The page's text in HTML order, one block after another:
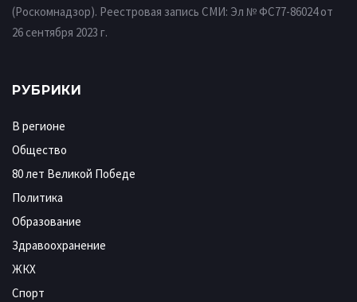
(Роскомнадзор). Реестровая запись СМИ: Эл № ФС77-86024 от
26 сентября 2023 г.
РУБРИКИ
В регионе
Общество
80 лет Великой Победе
Политика
Образование
Здравоохранение
ЖКХ
Спорт